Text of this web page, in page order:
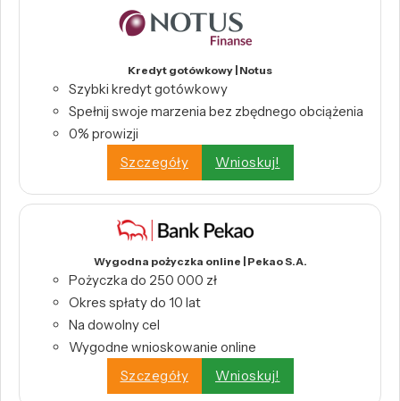
Kredyt gotówkowy | Notus
Szybki kredyt gotówkowy
Spełnij swoje marzenia bez zbędnego obciążenia
0% prowizji
Szczegóły
Wnioskuj!
Wygodna pożyczka online | Pekao S.A.
Pożyczka do 250 000 zł
Okres spłaty do 10 lat
Na dowolny cel
Wygodne wnioskowanie online
Szczegóły
Wnioskuj!